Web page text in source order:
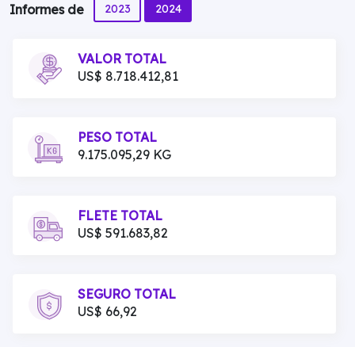
Informes de 2023 2024
VALOR TOTAL
US$ 8.718.412,81
PESO TOTAL
9.175.095,29 KG
FLETE TOTAL
US$ 591.683,82
SEGURO TOTAL
US$ 66,92